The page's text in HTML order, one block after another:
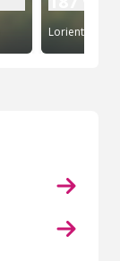
Lorient (56)